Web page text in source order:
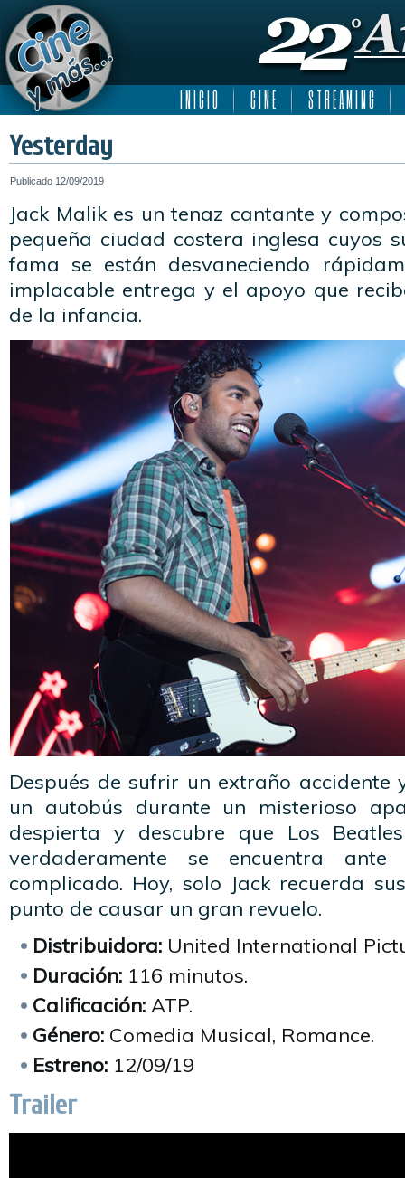
I N I C I O C I N E S T R E A M I N G
Yesterday
Publicado 12/09/2019
Jack Malik es un tenaz cantante y
pequeña ciudad costera inglesa cuyos
fama se están desvaneciendo
implacable entrega y el apoyo que
de la infancia.
Después de sufrir un extraño
un autobús durante un misterioso
despierta y descubre que Los
verdaderamente se encuentra
complicado. Hoy, solo Jack recuerda
punto de causar un gran revuelo.
Distribuidora: United International
Duración: 116 minutos.
Calificación: ATP.
Género: Comedia Musical, Romance.
Estreno: 12/09/19
Trailer